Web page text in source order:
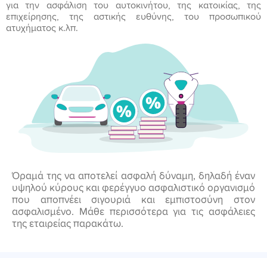
για την ασφάλιση του αυτοκινήτου, της κατοικίας, της
επιχείρησης, της αστικής ευθύνης, του προσωπικού
ατυχήματος κ.λπ.
Όραμά της να αποτελεί ασφαλή δύναμη, δηλαδή έναν
υψηλού κύρους και φερέγγυο ασφαλιστικό οργανισμό
που αποπνέει σιγουριά και εμπιστοσύνη στον
ασφαλισμένο. Μάθε περισσότερα για τις ασφάλειες
της εταιρείας παρακάτω.